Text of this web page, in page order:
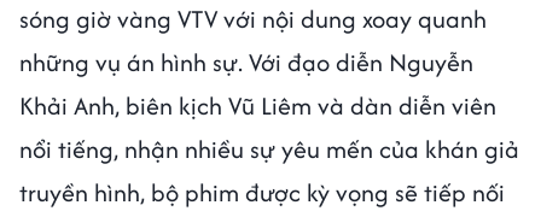
sóng giờ vàng VTV với nội dung xoay quanh
những vụ án hình sự. Với đạo diễn Nguyễn
Khải Anh, biên kịch Vũ Liêm và dàn diễn viên
nổi tiếng, nhận nhiều sự yêu mến của khán giả
truyền hình, bộ phim được kỳ vọng sẽ tiếp nối